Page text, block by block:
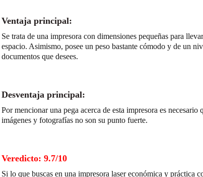
Ventaja principal:
Se trata de una impresora con dimensiones pequeñas para
espacio. Asimismo, posee un peso bastante cómodo y de un
documentos que desees.
Desventaja principal:
Por mencionar una pega acerca de esta impresora es
imágenes y fotografías no son su punto fuerte.
Veredicto: 9.7/10
Si lo que buscas en una impresora laser económica y práctica